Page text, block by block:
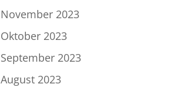
November 2023
Oktober 2023
September 2023
August 2023